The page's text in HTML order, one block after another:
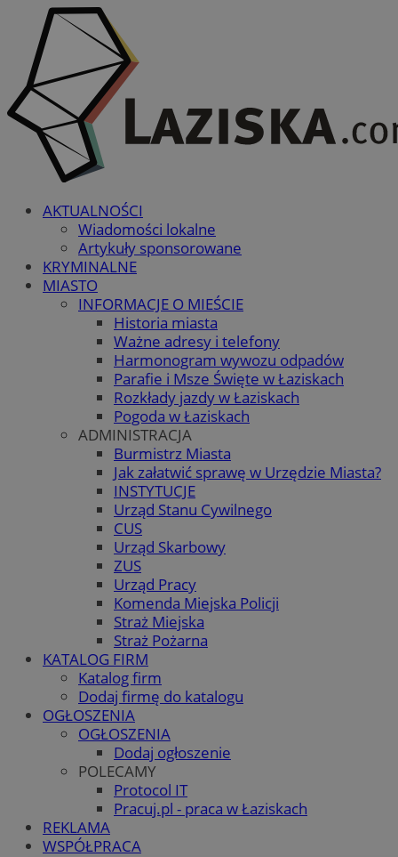
AKTUALNOŚCI
Wiadomości lokalne
Artykuły sponsorowane
KRYMINALNE
MIASTO
INFORMACJE O MIEŚCIE
Historia miasta
Ważne adresy i telefony
Harmonogram wywozu odpadów
Parafie i Msze Święte w Łaziskach
Rozkłady jazdy w Łaziskach
Pogoda w Łaziskach
ADMINISTRACJA
Burmistrz Miasta
Jak załatwić sprawę w Urzędzie Miasta?
INSTYTUCJE
Urząd Stanu Cywilnego
CUS
Urząd Skarbowy
ZUS
Urząd Pracy
Komenda Miejska Policji
Straż Miejska
Straż Pożarna
KATALOG FIRM
Katalog firm
Dodaj firmę do katalogu
OGŁOSZENIA
OGŁOSZENIA
Dodaj ogłoszenie
POLECAMY
Protocol IT
Pracuj.pl - praca w Łaziskach
REKLAMA
WSPÓŁPRACA